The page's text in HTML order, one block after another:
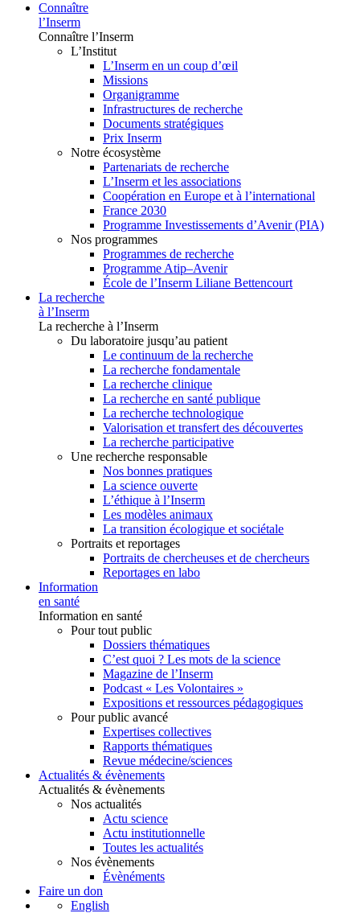
Connaître
l’Inserm
Connaître l’Inserm
L’Institut
L’Inserm en un coup d’œil
Missions
Organigramme
Infrastructures de recherche
Documents stratégiques
Prix Inserm
Notre écosystème
Partenariats de recherche
L’Inserm et les associations
Coopération en Europe et à l’international
France 2030
Programme Investissements d’Avenir (PIA)
Nos programmes
Programmes de recherche
Programme Atip–Avenir
École de l’Inserm Liliane Bettencourt
La recherche
à l’Inserm
La recherche à l’Inserm
Du laboratoire jusqu’au patient
Le continuum de la recherche
La recherche fondamentale
La recherche clinique
La recherche en santé publique
La recherche technologique
Valorisation et transfert des découvertes
La recherche participative
Une recherche responsable
Nos bonnes pratiques
La science ouverte
L’éthique à l’Inserm
Les modèles animaux
La transition écologique et sociétale
Portraits et reportages
Portraits de chercheuses et de chercheurs
Reportages en labo
Information
en santé
Information en santé
Pour tout public
Dossiers thématiques
C’est quoi ? Les mots de la science
Magazine de l’Inserm
Podcast « Les Volontaires »
Expositions et ressources pédagogiques
Pour public avancé
Expertises collectives
Rapports thématiques
Revue médecine/sciences
Actualités & évènements
Actualités & évènements
Nos actualités
Actu science
Actu institutionnelle
Toutes les actualités
Nos évènements
Évènéments
Faire un don
English